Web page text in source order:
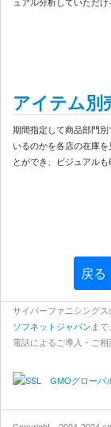
アイテム別
期間指定して商品部門
いるのかを各店の在庫
とができ、ビジュアルも
戻る
サイバーファニシング
ソフネットジャパンまで。
電話によるご導入・ご相